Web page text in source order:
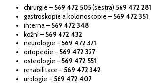
chirurgie – 569 472 505(sestra) 569 472 281
gastroskopie a kolonoskopie – 569 472 351
interna – 569 472 348
kožní – 569 472 432
neurologie – 569 472 371
ortopedie – 569 472 327
osteologie – 569 472 551
rehabilitace – 569 472 342
urologie – 569 472 407